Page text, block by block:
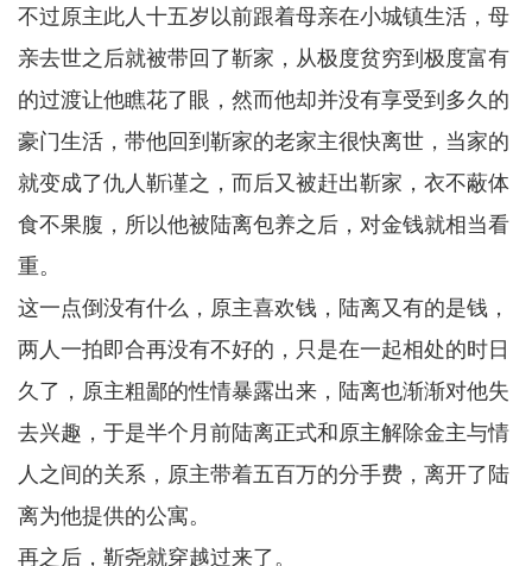
不过原主此人十五岁以前跟着母亲在小城镇生活，母
亲去世之后就被带回了靳家，从极度贫穷到极度富有
的过渡让他瞧花了眼，然而他却并没有享受到多久的
豪门生活，带他回到靳家的老家主很快离世，当家的
就变成了仇人靳谨之，而后又被赶出靳家，衣不蔽体
食不果腹，所以他被陆离包养之后，对金钱就相当看
重。
这一点倒没有什么，原主喜欢钱，陆离又有的是钱，
两人一拍即合再没有不好的，只是在一起相处的时日
久了，原主粗鄙的性情暴露出来，陆离也渐渐对他失
去兴趣，于是半个月前陆离正式和原主解除金主与情
人之间的关系，原主带着五百万的分手费，离开了陆
离为他提供的公寓。
再之后，靳尧就穿越过来了。